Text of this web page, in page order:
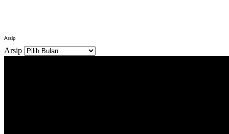
Arsip
Arsip